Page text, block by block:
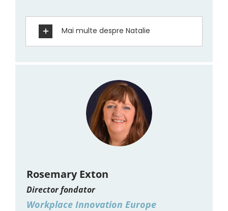
Mai multe despre Natalie
Rosemary Exton
Director fondator
Workplace Innovation Europe